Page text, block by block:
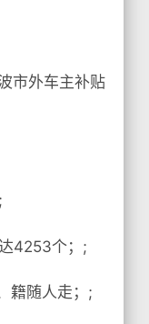
市外车主补贴
4253个；;
籍随人走；;